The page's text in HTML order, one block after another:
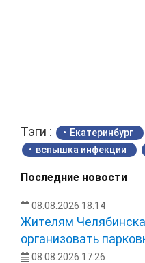
Тэги : Екатеринбург
вспышка инфекции
Последние новости
08.08.2026 18:14
Жителям
организовать
08.08.2026 17:26